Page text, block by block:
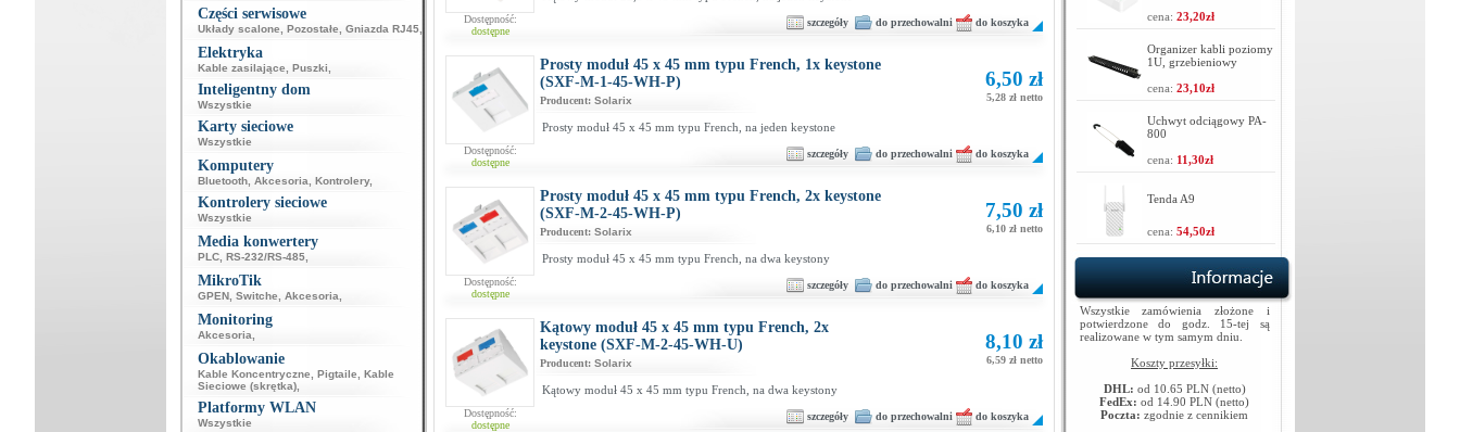
Części serwisowe
Układy scalone Pozostałe Gniazda RJ45,
Elektryka
Kable zasilające Puszki
Inteligentny dom
Wszystkie
Karty sieciowe
Wszystkie
Komputery
Bluetooth, Akcesoria Kontrolery,
Kontrolery sieciowe
Wszystkie
Media konwertery
PLC, RS-232/RS-485,
MikroTik
GPEN, Switche Akcesoria
Monitoring
Akcesoria
Okablowanie
Kable Koncentryczne Pigtaile
Kable
Sieciowe (skrętka),
Platformy WLAN
Wszystkie
Dostępność:
dostępne
szczegóły do przechowalni do koszyka
Dostępność:
dostępne
Prosty moduł 45 x 45 mm typu French, 1x keystone
(SXF-M-1-45-WH-P)
Producent: Solarix
6,50 zł
5,28 zł netto
Prosty moduł 45 x 45 mm typu French, na jeden keystone
szczegóły do przechowalni do koszyka
Dostępność:
dostępne
Prosty moduł 45 x 45 mm typu French, 2x keystone
(SXF-M-2-45-WH-P)
Producent: Solarix
7,50 zł
6,10 zł netto
Prosty moduł 45 x 45 mm typu French, na dwa keystony
szczegóły do przechowalni do koszyka
Dostępność:
dostępne
Kątowy moduł 45 x 45 mm typu French, 2x
keystone (SXF-M-2-45-WH-U)
Producent: Solarix
8,10 zł
6,59 zł netto
Kątowy moduł 45 x 45 mm typu French, na dwa keystony
szczegóły do przechowalni do koszyka
cena: 23,20zł
Organizer kabli poziomy
1U, grzebieniowy
cena: 23,10zł
Uchwyt odciągowy PA-
800
cena: 11,30zł
Tenda A9
cena: 54,50zł
Wszystkie zamówienia złożone i
potwierdzone do godz. 15-tej są
realizowane w tym samym dniu.
Koszty przesyłki:
DHL: od 10.65 PLN (netto)
FedEx: od 14.90 PLN (netto)
Poczta: zgodnie z cennikiem